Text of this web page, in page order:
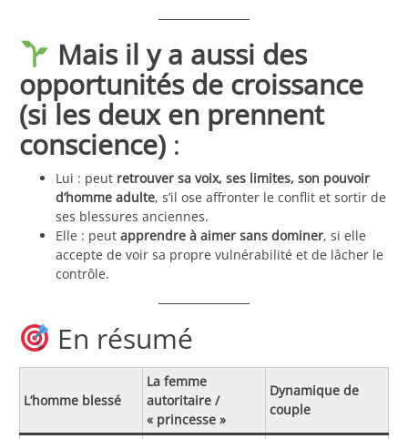
Mais il y a aussi des
opportunités de croissance
(si les deux en prennent
conscience) :
Lui : peut retrouver sa voix, ses limites, son pouvoir
d’homme adulte, s’il ose affronter le conflit et sortir de
ses blessures anciennes.
Elle : peut apprendre à aimer sans dominer, si elle
accepte de voir sa propre vulnérabilité et de lâcher le
contrôle.
En résumé
L’homme blessé
La femme
autoritaire /
« princesse »
Dynamique de
couple